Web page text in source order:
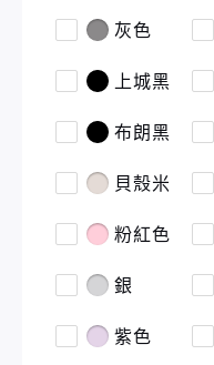
灰色
上城黑
布朗黑
貝殼米
粉紅色
銀
紫色